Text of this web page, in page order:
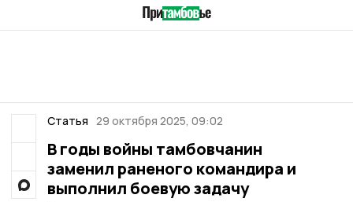
Статья 29 октября 2025, 09:02
В годы войны тамбовчанин
заменил раненого командира и
выполнил боевую задачу